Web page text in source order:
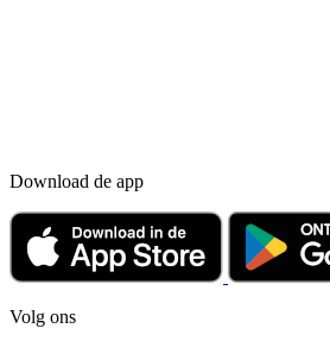
Download de app
Volg ons